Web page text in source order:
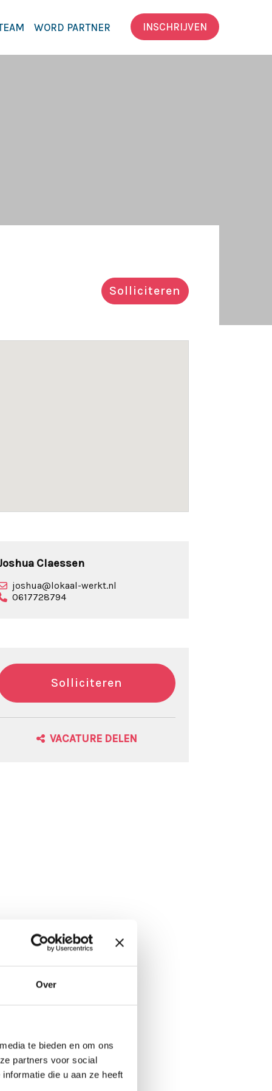
Over
te bieden en om ons
partners voor social
die u aan ze heeft
WORD PARTNER INSCHRIJVEN
Solliciteren
Claessen
joshua@lokaal-werkt.nl
0617728794
Solliciteren
VACATURE DELEN